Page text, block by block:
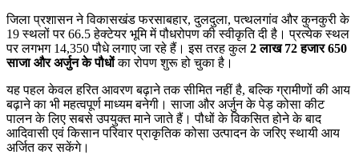
जिला प्रशासन ने विकासखंड फरसाबहार, दुलदुला, पत्थलगांव और कुनकुरी के
19 स्थलों पर 66.5 हेक्टेयर भूमि में पौधरोपण की स्वीकृति दी है। प्रत्येक स्थल
पर लगभग 14,350 पौधे लगाए जा रहे हैं। इस तरह कुल 2 लाख 72 हजार 650
साजा और अर्जुन के पौधोंका रोपण शुरू हो चुका है।
यह पहल केवल हरित आवरण बढ़ाने तक सीमित नहीं है, बल्कि ग्रामीणों की आय
बढ़ाने का भी महत्वपूर्ण माध्यम बनेगी। साजा और अर्जुन के पेड़ कोसा कीट
पालन के लिए सबसे उपयुक्त माने जाते हैं। पौधों के विकसित होने के बाद
आदिवासी एवं किसान परिवार प्राकृतिक कोसा उत्पादन के जरिए स्थायी आय
अर्जित कर सकेंगे।